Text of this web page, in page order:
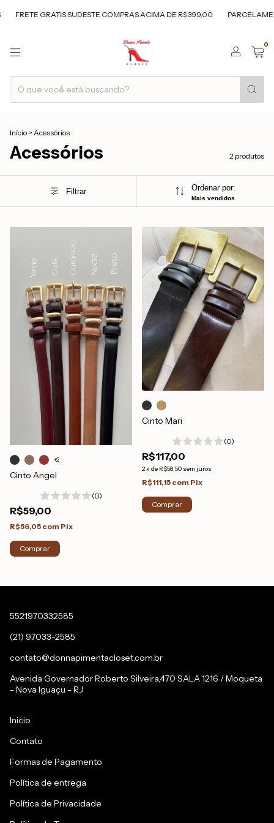
GRATIS SUDESTE COMPRAS ACIMA DE R$ 399,00 PARCELAMENTO
0
Início > Acessórios
Acessórios 2 produtos
Filtrar Ordenar por:
Mais vendidos
Cinto Angel
(0)
R$59,00
R$56,05 com Pix
+2
Comprar
Cinto Mari
(0)
R$117,00
2x de R$58,50 sem juros
R$111,15 com Pix
Comprar
5521970332585
(21) 97033-2585
contato@donnapimentacloset.com.br
Avenida Governador Roberto Silveira,470 SALA 1216 / Moqueta
- Nova Iguaçu - RJ
Inicio
Contato
Formas de Pagamento
Política de entrega
Política de Privacidade